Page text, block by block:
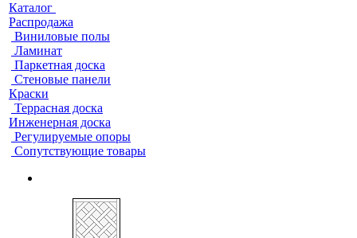
Каталог
Распродажа
Виниловые полы
Ламинат
Паркетная доска
Стеновые панели
Краски
Террасная доска
Инженерная доска
Регулируемые опоры
Сопутствующие товары